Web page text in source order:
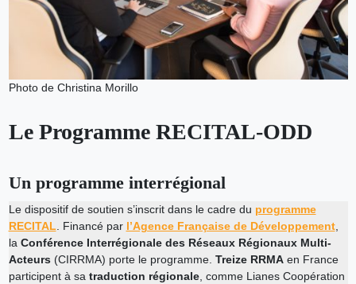
Photo de Christina Morillo
Le Programme RECITAL-ODD
Un programme interrégional
Le dispositif de soutien s’inscrit dans le cadre du programme
RECITAL . Financé par l’Agence Française de Développement,
la Conférence Interrégionale des Réseaux Régionaux Multi-
Acteurs(CIRRMA) porte le programme. Treize RRMAen France
participent à sa traduction régionale, comme Lianes Coopération